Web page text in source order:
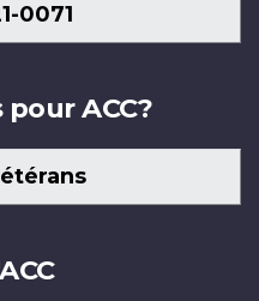
0071
ACC?